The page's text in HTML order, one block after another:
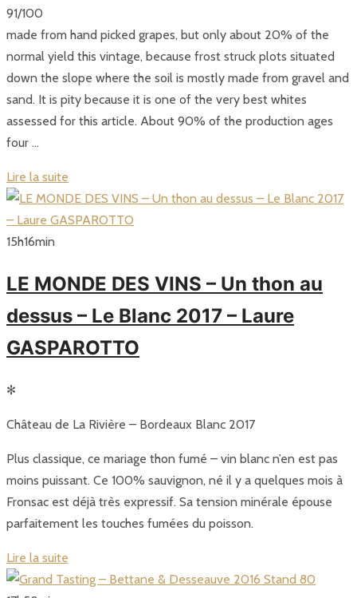
91/100
made from hand picked grapes, but only about 20% of the
normal yield this vintage, because frost struck plots situated
down the slope where the soil is mostly made from gravel and
sand. It is pity because it is one of the very best whites
assessed for this article. About 90% of the production ages
four …
Lire la suite
15h16min
LE MONDE DES VINS – Un thon au
dessus – Le Blanc 2017 – Laure
GASPAROTTO
✻
Château de La Rivière – Bordeaux Blanc 2017
Plus classique, ce mariage thon fumé – vin blanc n’en est pas
moins puissant. Ce 100% sauvignon, né il y a quelques mois à
Fronsac est déjà très expressif. Sa tension minérale épouse
parfaitement les touches fumées du poisson.
Lire la suite